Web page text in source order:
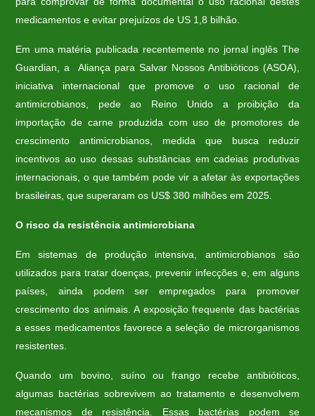
medicamentos e evitar prejuízos de US 1,8 bilhão.
Em uma matéria publicada recentemente no jornal inglês The
Guardian, a Aliança para Salvar Nossos Antibióticos (ASOA),
iniciativa internacional que promove o uso racional de
antimicrobianos, pede ao Reino Unido a proibição da
importação de carne produzida com uso de promotores de
crescimento antimicrobianos, medida que busca reduzir
incentivos ao uso dessas substâncias em cadeias produtivas
internacionais, o que também pode vir a afetar às exportações
brasileiras, que superaram os US$ 380 milhões em 2025.
O risco da resistência antimicrobiana
Em sistemas de produção intensiva, antimicrobianos são
utilizados para tratar doenças, prevenir infecções e, em alguns
países, ainda podem ser empregados para promover
crescimento dos animais. A exposição frequente das bactérias
a esses medicamentos favorece a seleção de microrganismos
resistentes.
Quando um bovino, suíno ou frango recebe antibióticos,
algumas bactérias sobrevivem ao tratamento e desenvolvem
mecanismos de resistência. Essas bactérias podem se